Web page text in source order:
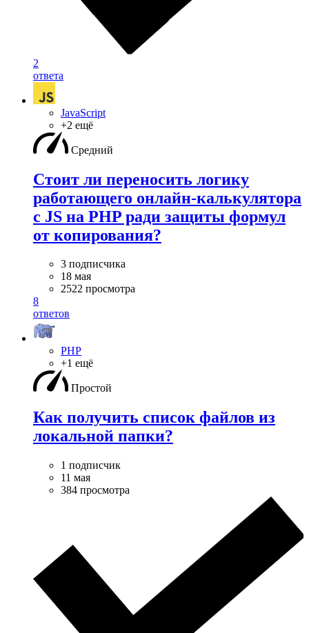
2
ответа
JavaScript
+2 ещё
Средний
Стоит ли переносить логику
работающего онлайн-калькулятора
с JS на PHP ради защиты формул
от копирования?
3 подписчика
18 мая
2522 просмотра
8
ответов
PHP
+1 ещё
Простой
Как получить список файлов из
локальной папки?
1 подписчик
11 мая
384 просмотра